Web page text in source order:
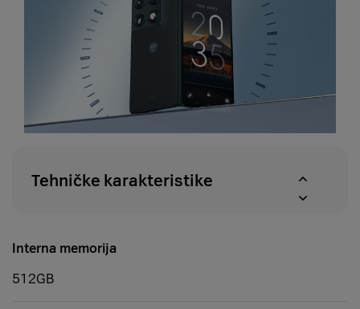
Tehničke karakteristike
Interna memorija
512GB